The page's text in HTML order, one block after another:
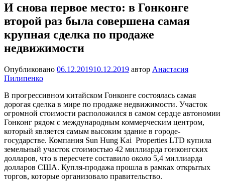
И снова первое место: в Гонконге
второй раз была совершена самая
крупная сделка по продаже
недвижимости
Опубликовано 06.12.201910.12.2019 автор Анастасия
Пилипенко
В прогрессивном китайском Гонконге состоялась самая
дорогая сделка в мире по продаже недвижимости. Участок
огромной стоимости расположился в самом сердце автономии
Гонконг рядом с международным коммерческим центром,
который является самым высоким здание в городе-
государстве. Компания Sun Hung Kai Properties LTD купила
земельный участок стоимостью 42 миллиарда гонконгских
долларов, что в пересчете составило около 5,4 миллиарда
долларов США. Купля-продажа прошла в рамках открытых
торгов, которые организовало правительство.